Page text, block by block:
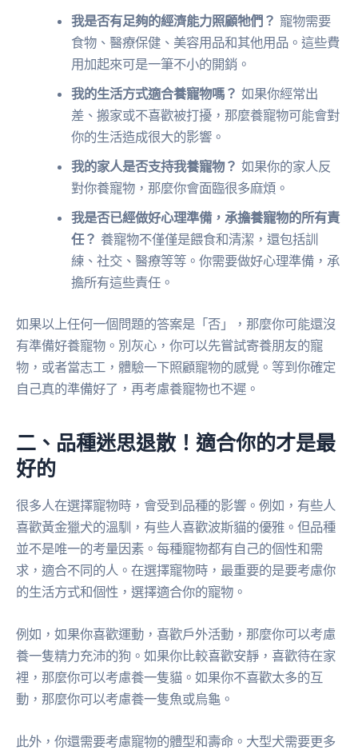
我是否有足夠的經濟能力照顧牠們？ 寵物需要
食物、醫療保健、美容用品和其他用品。這些費
用加起來可是一筆不小的開銷。
我的生活方式適合養寵物嗎？ 如果你經常出
差、搬家或不喜歡被打擾，那麼養寵物可能會對
你的生活造成很大的影響。
我的家人是否支持我養寵物？ 如果你的家人反
對你養寵物，那麼你會面臨很多麻煩。
我是否已經做好心理準備，承擔養寵物的所有責
任？ 養寵物不僅僅是餵食和清潔，還包括訓
練、社交、醫療等等。你需要做好心理準備，承
擔所有這些責任。
如果以上任何一個問題的答案是「否」，那麼你可能還沒
有準備好養寵物。別灰心，你可以先嘗試寄養朋友的寵
物，或者當志工，體驗一下照顧寵物的感覺。等到你確定
自己真的準備好了，再考慮養寵物也不遲。
二、品種迷思退散！適合你的才是最
好的
很多人在選擇寵物時，會受到品種的影響。例如，有些人
喜歡黃金獵犬的溫馴，有些人喜歡波斯貓的優雅。但品種
並不是唯一的考量因素。每種寵物都有自己的個性和需
求，適合不同的人。在選擇寵物時，最重要的是要考慮你
的生活方式和個性，選擇適合你的寵物。
例如，如果你喜歡運動，喜歡戶外活動，那麼你可以考慮
養一隻精力充沛的狗。如果你比較喜歡安靜，喜歡待在家
裡，那麼你可以考慮養一隻貓。如果你不喜歡太多的互
動，那麼你可以考慮養一隻魚或烏龜。
此外，你還需要考慮寵物的體型和壽命。大型犬需要更多